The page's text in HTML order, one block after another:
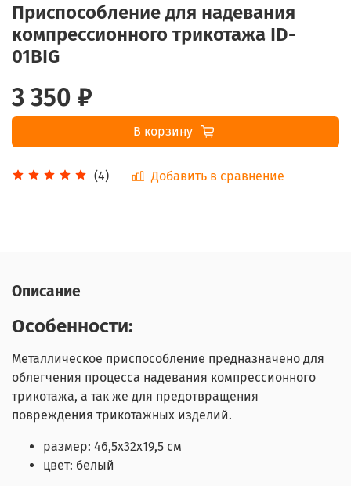
Приспособление для надевания
компрессионного трикотажа ID-
01BIG
(4) Добавить в сравнение
3 350 ₽
В корзину
Описание
Особенности:
Металлическое приспособление предназначено для
облегчения процесса надевания компрессионного
трикотажа, а так же для предотвращения
повреждения трикотажных изделий.
размер: 46,5х32х19,5 см
цвет: белый